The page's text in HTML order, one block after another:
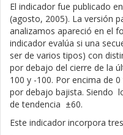
El indicador fue publicado
(agosto, 2005). La versión
analizamos apareció en el
indicador evalúa si una
ser de varios tipos) con
por debajo del cierre de la
100 y -100. Por encima de
por debajo bajista. Siendo
de tendencia ±60.
Este indicador incorpora